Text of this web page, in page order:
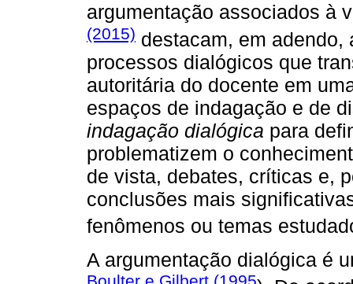
argumentação associados à
(2015) destacam, em
processos dialógicos que
autoritária do docente em
espaços de indagação e de
indagação dialógica para
problematizem o
de vista, debates, críticas e,
conclusões mais
fenômenos ou temas
A argumentação dialógica é
Boulter e Gilbert (1995